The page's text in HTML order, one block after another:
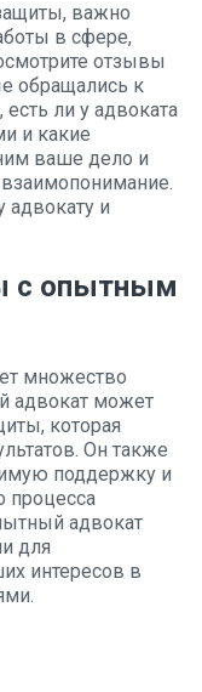
важно
в сфере,
отзывы
обращались к
ли у адвоката
и какие
ваше дело и
взаимопонимание.
и
с опытным
множество
адвокат может
которая
Он также
поддержку и
процесса
адвокат
для
интересов в